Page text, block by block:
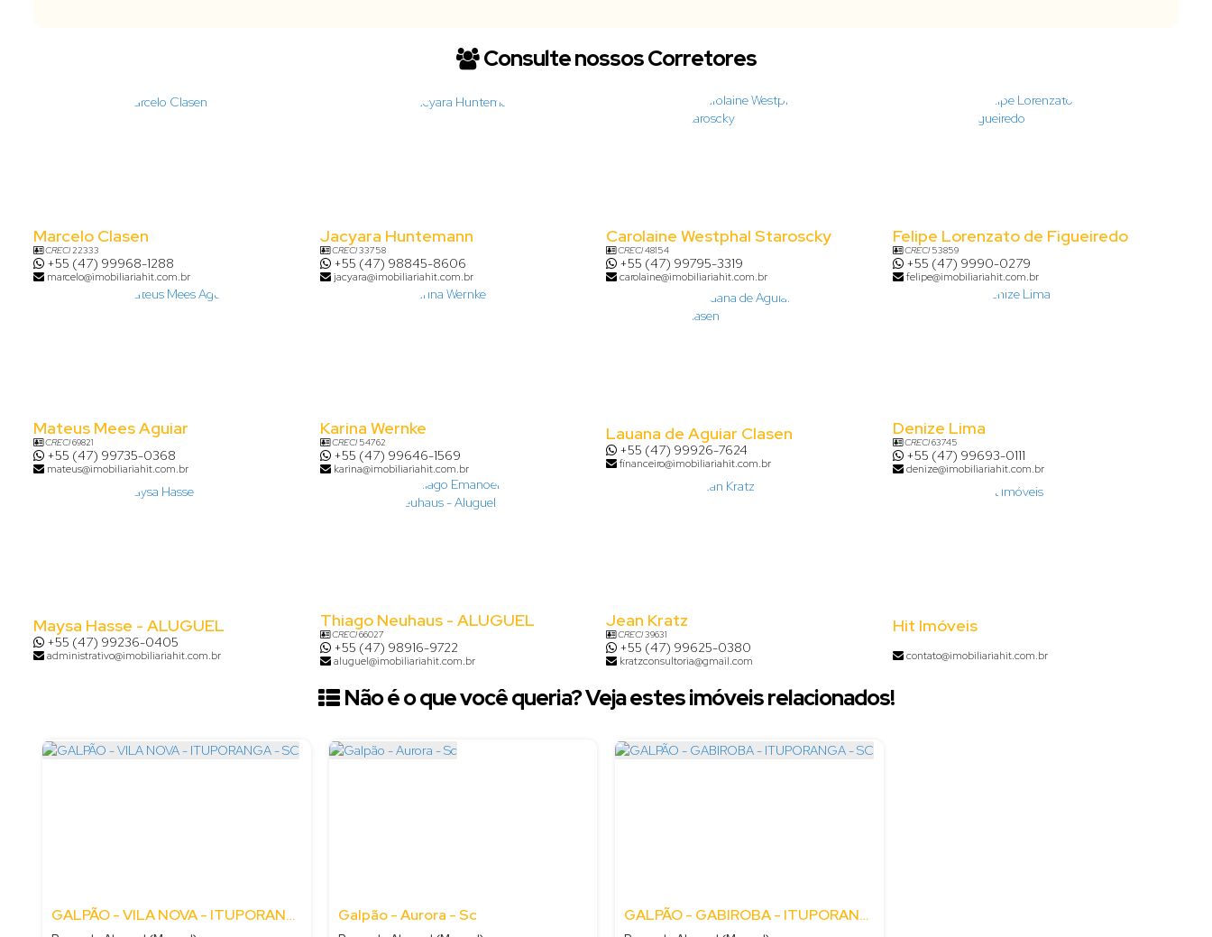
Consulte nossos Corretores
Marcelo Clasen
CRECI22333
+55 (47) 99968-1288
marcelo@imobiliariahit.com.br
Jacyara Huntemann
CRECI33758
+55 (47) 98845-8606
jacyara@imobiliariahit.com.br
Carolaine Westphal Staroscky
CRECI48154
+55 (47) 99795-3319
carolaine@imobiliariahit.com.br
Felipe Lorenzato de Figueiredo
CRECI53859
+55 (47) 9990-0279
felipe@imobiliariahit.com.br
Mateus Mees Aguiar
CRECI69821
+55 (47) 99735-0368
mateus@imobiliariahit.com.br
Karina Wernke
CRECI54762
+55 (47) 99646-1569
karina@imobiliariahit.com.br
Lauana de Aguiar Clasen
+55 (47) 99926-7624
financeiro@imobiliariahit.com.br
Denize Lima
CRECI63745
+55 (47) 99693-0111
denize@imobiliariahit.com.br
Maysa Hasse - ALUGUEL
+55 (47) 99236-0405
administrativo@imobiliariahit.com.br
Thiago Neuhaus - ALUGUEL
CRECI66027
+55 (47) 98916-9722
aluguel@imobiliariahit.com.br
Jean Kratz
CRECI39631
+55 (47) 99625-0380
kratzconsultoria@gmail.com
Hit Imóveis
contato@imobiliariahit.com.br
Não é o que você queria? Veja estes imóveis relacionados!
GALPÃO - VILA NOVA - ITUPORANGA - SC Galpão - Aurora - Sc GALPÃO - GABIROBA - ITUPORANGA - SC